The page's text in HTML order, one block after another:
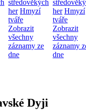
středověkých
her Hmyzí
tváře
Zobrazit
všechny
záznamy ze
dne
her Hmyzí
tváře
Zobrazit
všechny
záznamy
dne
Dyji